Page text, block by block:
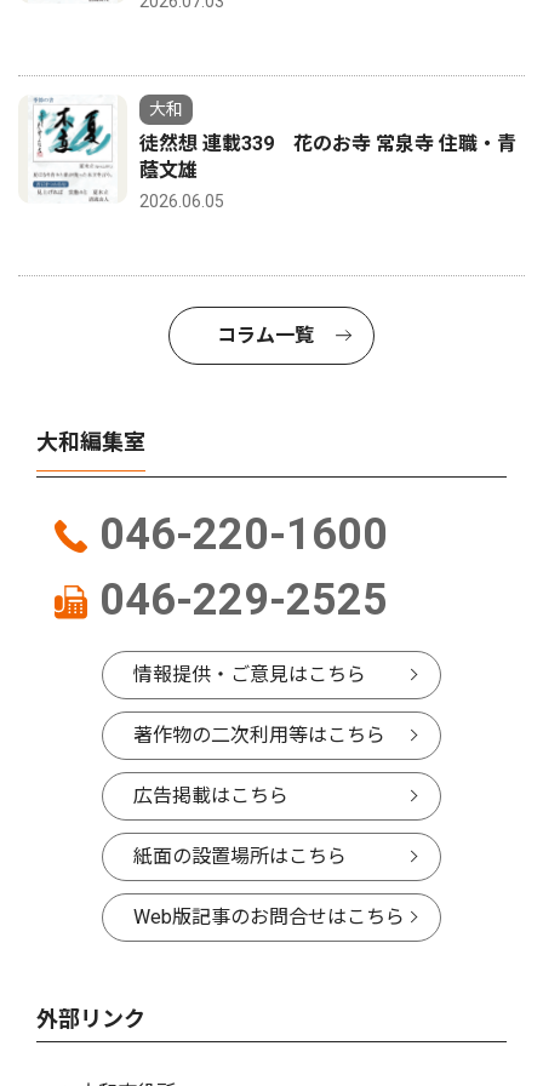
大和
徒然想 連載339 花のお寺 常泉寺 住職・青
蔭文雄
2026.06.05
コラム一覧
大和編集室
046-220-1600
046-229-2525
情報提供・ご意見はこちら
著作物の二次利用等はこちら
広告掲載はこちら
紙面の設置場所はこちら
Web版記事のお問合せはこちら
外部リンク